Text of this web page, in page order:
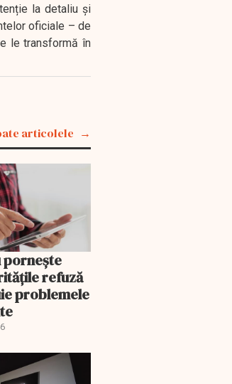
la detaliu și
oficiale – de
le transformă în
articolele
pornește
refuză
problemele